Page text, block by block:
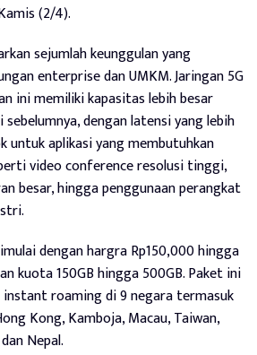
(2/4).
sejumlah keunggulan yang
enterprise dan UMKM. Jaringan 5G
ini memiliki kapasitas lebih besar
dengan latensi yang lebih
untuk aplikasi yang membutuhkan
video conference resolusi tinggi,
besar, hingga penggunaan perangkat
dengan hargra Rp150,000 hingga
kuota 150GB hingga 500GB. Paket ini
roaming di 9 negara termasuk
Kong, Kamboja, Macau, Taiwan,
Nepal.